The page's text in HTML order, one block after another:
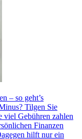
– so geht’s
Tilgen Sie
viel Gebühren zahlen
Finanzen
hilft nur ein